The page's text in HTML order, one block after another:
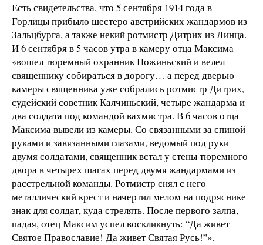
Есть свидетельства, что 5 сентября 1914 года в
Горлицы прибыло шестеро австрийских жандармов из
Зальцбурга, а также некий ротмистр Дитрих из Линца.
И 6 сентября в 5 часов утра в камеру отца Максима
«вошел тюремный охранник Ножиньский и велел
священнику собираться в дорогу… а перед дверью
камеры священника уже собрались ротмистр Дитрих,
судейский советник Калчиньский, четыре жандарма и
два солдата под командой вахмистра. В 6 часов отца
Максима вывели из камеры. Со связанными за спиной
руками и завязанными глазами, ведомый под руки
двумя солдатами, священник встал у стены тюремного
двора в четырех шагах перед двумя жандармами из
расстрельной команды. Ротмистр снял с него
металлический крест и начертил мелом на подряснике
знак для солдат, куда стрелять. После первого залпа,
падая, отец Максим успел воскликнуть: “Да живет
Святое Православие! Да живет Святая Русь!”».